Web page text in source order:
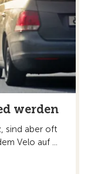
werden
sind aber oft
Velo auf ...